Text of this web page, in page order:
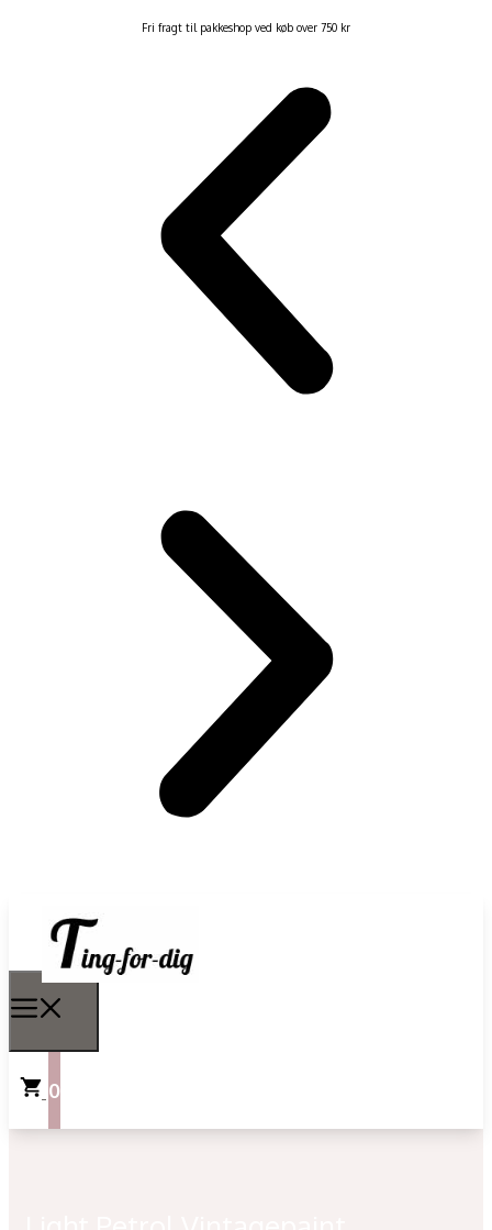
Fri fragt til pakkeshop ved køb over 750 kr
0